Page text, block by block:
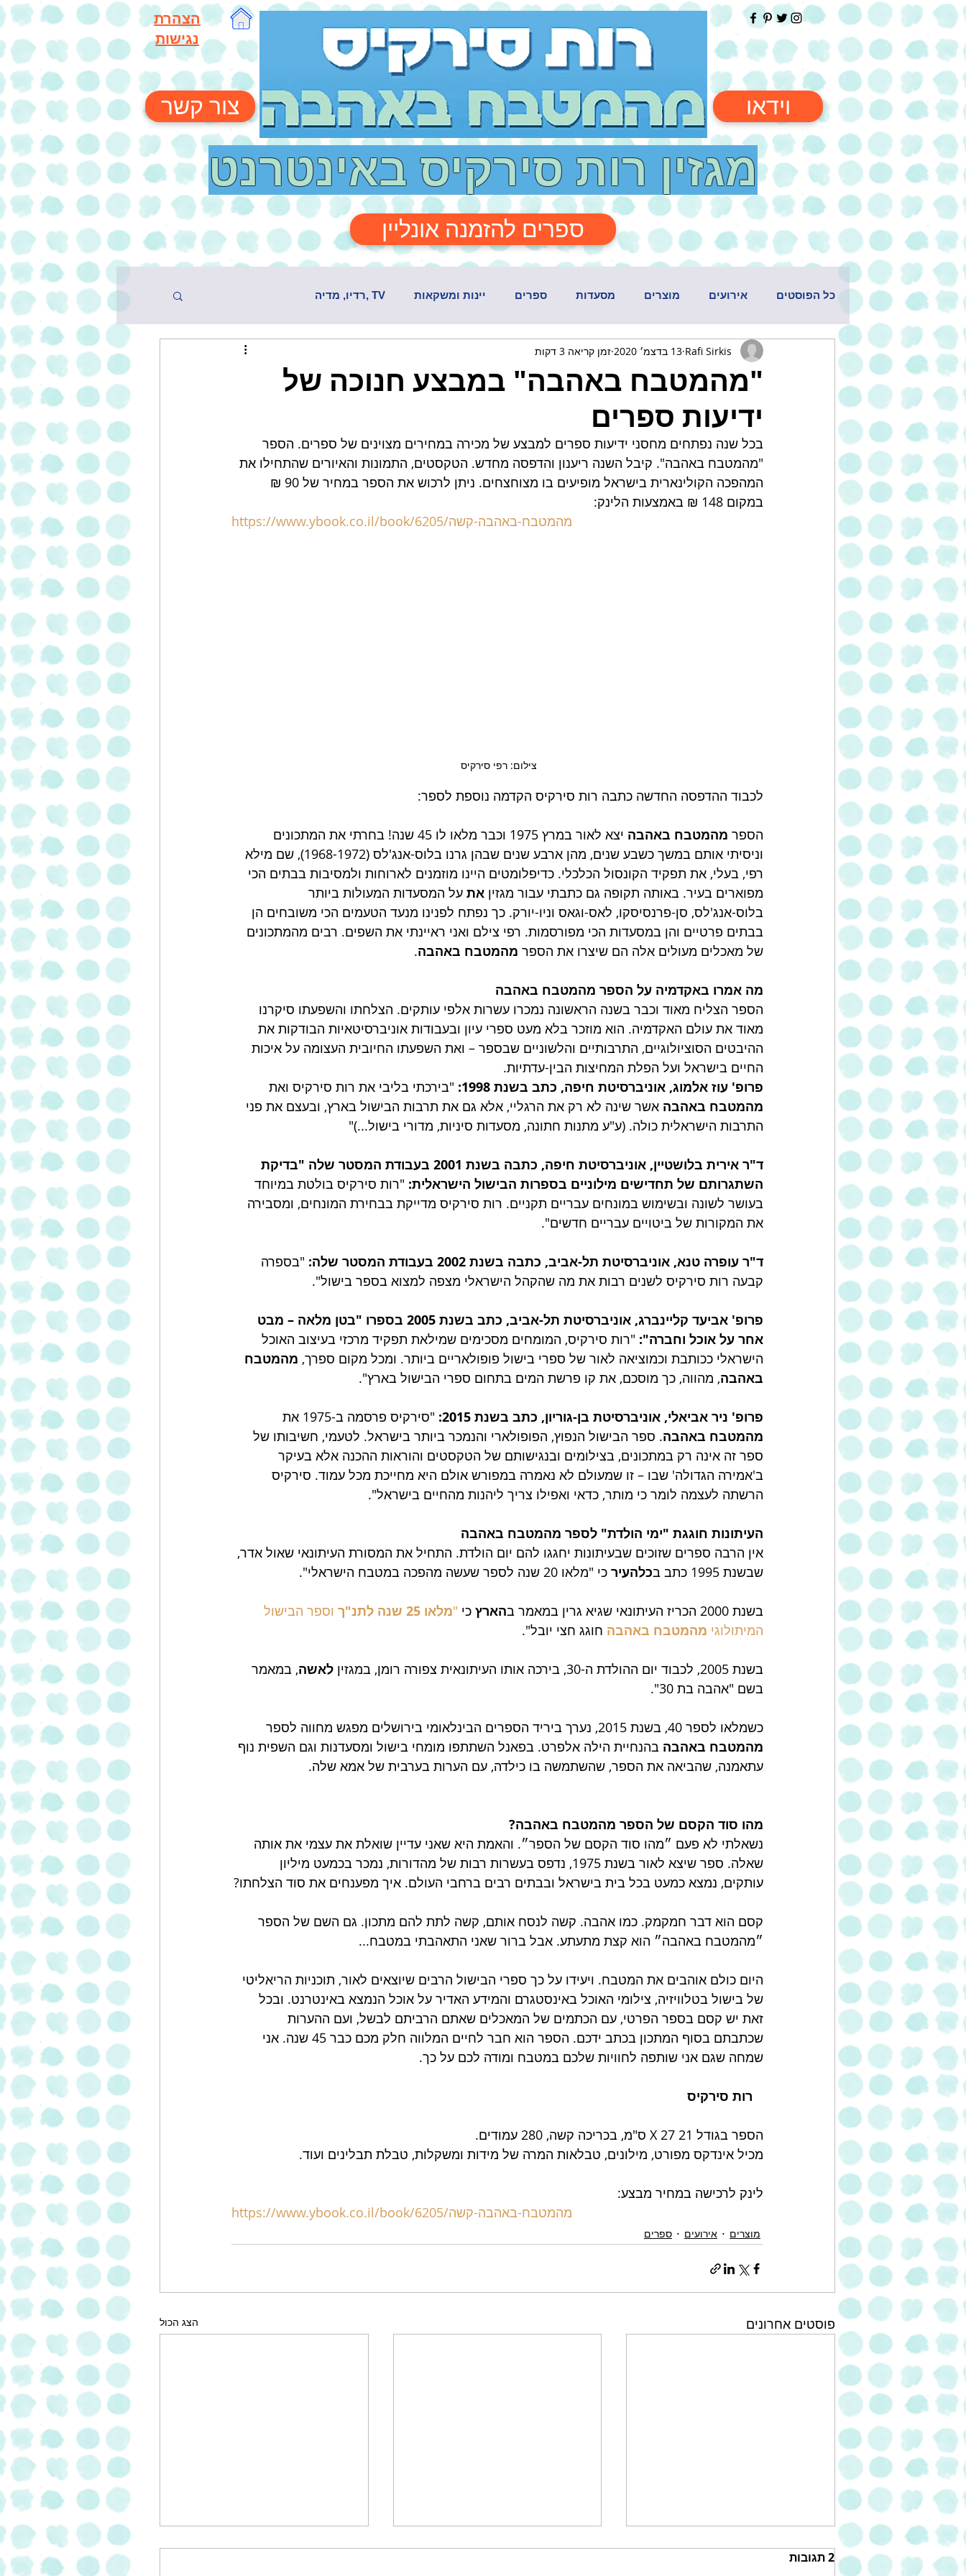
הצהרת
נגישות
צור קשר וידאו
מגזין רות סירקיס באינטרנט
ספרים להזמנה אונליין
כל הפוסטים אירועים מוצרים מסעדות ספרים יינות ומשקאות TV ,רדיו, מדיה
"מהמטבח באהבה" במבצע חנוכה של
ידיעות ספרים
Rafi Sirkis 13 בדצמ׳ 2020 זמן קריאה 3 דקות
בכל שנה נפתחים מחסני ידיעות ספרים למבצע של מכירה במחירים מצוינים של ספרים. הספר
"מהמטבח באהבה". קיבל השנה ריענון והדפסה מחדש. הטקסטים, התמונות והאיורים שהתחילו את
המהפכה הקולינארית בישראל מופיעים בו מצוחצחים. ניתן לרכוש את הספר במחיר של 90 ₪
במקום 148 ₪ באמצעות הלינק:
https://www.ybook.co.il/book/6205/מהמטבח-באהבה-קשה
צילום: רפי סירקיס
לכבוד ההדפסה החדשה כתבה רות סירקיס הקדמה נוספת לספר:
הספר מהמטבח באהבה
יצא לאור במרץ 1975 וכבר מלאו לו 45 שנה! בחרתי את המתכונים
וניסיתי אותם במשך כשבע שנים, מהן ארבע שנים שבהן גרנו בלוס-אנג'לס (1968-1972), שם מילא
רפי, בעלי, את תפקיד הקונסול הכלכלי. כדיפלומטים היינו מוזמנים לארוחות ולמסיבות בבתים הכי
מפוארים בעיר. באותה תקופה גם כתבתי עבור מגזין את על המסעדות המעולות ביותר
בלוס-אנג'לס, סן-פרנסיסקו, לאס-וגאס וניו-יורק. כך נפתח לפנינו מנעד הטעמים הכי משובחים הן
בבתים פרטיים והן במסעדות הכי מפורסמות. רפי צילם ואני ראיינתי את השפים. רבים מהמתכונים
של מאכלים מעולים אלה הם שיצרו את הספר מהמטבח באהבה.
מה אמרו באקדמיה על הספר מהמטבח באהבה
הספר הצליח מאוד וכבר בשנה הראשונה נמכרו עשרות אלפי עותקים. הצלחתו והשפעתו סיקרנו
מאוד את עולם האקדמיה. הוא מוזכר בלא מעט ספרי עיון ובעבודות אוניברסיטאיות הבודקות את
ההיבטים הסוציולוגיים, התרבותיים והלשוניים שבספר – ואת השפעתו החיובית העצומה על איכות
החיים בישראל ועל הפלת המחיצות הבין-עדתיות.
פרופ' עוז אלמוג, אוניברסיטת חיפה, כתב בשנת 1998: "בירכתי בליבי את רות סירקיס ואת
מהמטבח באהבה אשר שינה לא רק את הרגליי, אלא גם את תרבות הבישול בארץ, ובעצם את פני
התרבות הישראלית כולה. (ע"ע מתנות חתונה, מסעדות סיניות, מדורי בישול...)"
ד"ר אירית בלושטיין, אוניברסיטת חיפה, כתבה בשנת 2001 בעבודת המסטר שלה "בדיקת
השתגרותם של תחדישים מילוניים בספרות הבישול הישראלית: "רות סירקיס בולטת במיוחד
בעושר לשונה ובשימוש במונחים עבריים תקניים. רות סירקיס מדייקת בבחירת המונחים, ומסבירה
את המקורות של ביטויים עבריים חדשים".
ד"ר עופרה טנא, אוניברסיטת תל-אביב, כתבה בשנת 2002 בעבודת המסטר שלה:
"בספרה
קבעה רות סירקיס לשנים רבות את מה שהקהל הישראלי מצפה למצוא בספר בישול".
פרופ' אביעד קליינברג, אוניברסיטת תל-אביב, כתב בשנת 2005 בספרו "בטן מלאה – מבט
אחר על אוכל וחברה": "רות סירקיס, המומחים מסכימים שמילאת תפקיד מרכזי בעיצוב האוכל
הישראלי ככותבת וכמוציאה לאור של ספרי בישול פופולאריים ביותר. ומכל מקום ספרך, מהמטבח
באהבה, מהווה, כך מוסכם, את קו פרשת המים בתחום ספרי הבישול בארץ".
פרופ' ניר אביאלי, אוניברסיטת בן-גוריון, כתב בשנת 2015: "סירקיס פרסמה ב-1975 את
מהמטבח באהבה. ספר הבישול הנפוץ, הפופולארי והנמכר ביותר בישראל. לטעמי, חשיבותו של
ספר זה אינה רק במתכונים, בצילומים ובנגישותם של הטקסטים והוראות ההכנה אלא בעיקר
ב'אמירה הגדולה' שבו – זו שמעולם לא נאמרה במפורש אולם היא מחייכת מכל עמוד. סירקיס
הרשתה לעצמה לומר כי מותר, כדאי ואפילו צריך ליהנות מהחיים בישראל".
העיתונות חוגגת "ימי הולדת" לספר מהמטבח באהבה
אין הרבה ספרים שזוכים שבעיתונות יחגגו להם יום הולדת. התחיל את המסורת העיתונאי שאול אדר,
שבשנת 1995 כתב ב
כלהעיר כי "מלאו 20 שנה לספר שעשה מהפכה במטבח הישראלי".
בשנת 2000 הכריז העיתונאי שגיא גרין במאמר ב הארץ כי "מלאו 25 שנה לתנ"ך
וספר הבישול
המיתולוגי מהמטבח באהבה חוגג חצי יובל".
בשנת 2005, לכבוד יום ההולדת ה-30, בירכה אותו העיתונאית צפורה רומן, במגזין לאשה, במאמר
בשם "אהבה בת 30".
כשמלאו לספר 40, בשנת 2015, נערך ביריד הספרים הבינלאומי בירושלים מפגש מחווה לספר
מהמטבח באהבה בהנחיית הילה אלפרט. בפאנל השתתפו מומחי בישול ומסעדנות וגם השפית נוף
עתאמנה, שהביאה את הספר, שהשתמשה בו כילדה, עם הערות בערבית של אמא שלה.
מהו סוד הקסם של הספר מהמטבח באהבה?
נשאלתי לא פעם ״מהו סוד הקסם של הספר״. והאמת היא שאני עדיין שואלת את עצמי את אותה
שאלה. ספר שיצא לאור בשנת 1975, נדפס בעשרות רבות של מהדורות, נמכר בכמעט מיליון
עותקים, נמצא כמעט בכל בית בישראל ובבתים רבים ברחבי העולם. איך מפענחים את סוד הצלחתו?
קסם הוא דבר חמקמק. כמו אהבה. קשה לנסח אותם, קשה לתת להם מתכון. גם השם של הספר
״מהמטבח באהבה״ הוא קצת מתעתע. אבל ברור שאני התאהבתי במטבח...
היום כולם אוהבים את המטבח. ויעידו על כך ספרי הבישול הרבים שיוצאים לאור, תוכניות הריאליטי
של בישול בטלוויזיה, צילומי האוכל באינסטגרם והמידע האדיר על אוכל הנמצא באינטרנט. ובכל
זאת יש קסם בספר הפרטי, עם הכתמים של המאכלים שאתם הרביתם לבשל, ועם ההערות
שכתבתם בסוף המתכון בכתב ידכם. הספר הוא חבר לחיים המלווה חלק מכם כבר 45 שנה. אני
שמחה שגם אני שותפה לחוויות שלכם במטבח ומודה לכם על כך.
רות סירקיס
הספר בגודל 21 X 27 ס"מ, בכריכה קשה, 280 עמודים.
מכיל אינדקס מפורט, מילונים, טבלאות המרה של מידות ומשקלות, טבלת תבלינים ועוד.
לינק לרכישה במחיר מבצע:
https://www.ybook.co.il/book/6205/מהמטבח-באהבה-קשה
מוצרים אירועים ספרים
פוסטים אחרונים הצג הכול
2 תגובות